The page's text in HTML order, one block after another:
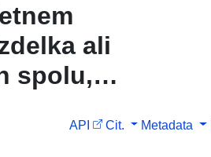
ali
spolu,
API Cit. Metadata